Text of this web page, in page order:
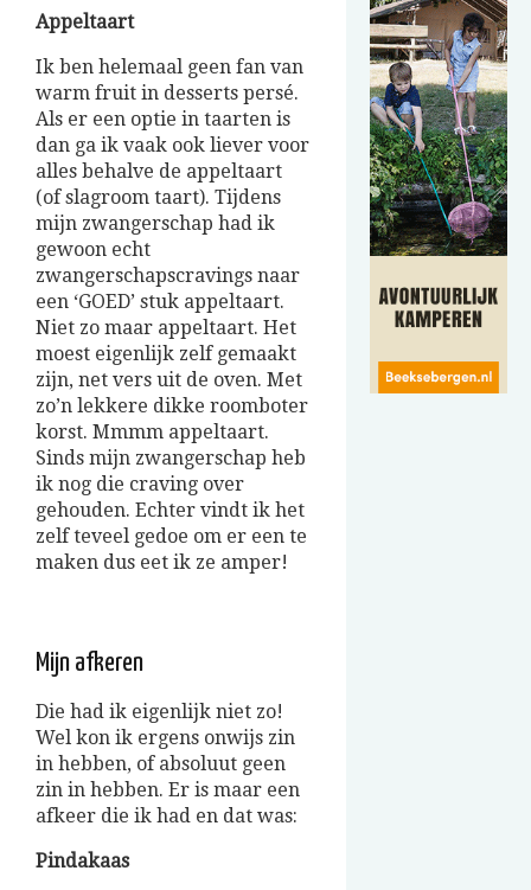
Appeltaart
Ik ben helemaal geen fan van
warm fruit in desserts persé.
Als er een optie in taarten is
dan ga ik vaak ook liever voor
alles behalve de appeltaart
(of slagroom taart). Tijdens
mijn zwangerschap had ik
gewoon echt
zwangerschapscravings naar
een ‘GOED’ stuk appeltaart.
Niet zo maar appeltaart. Het
moest eigenlijk zelf gemaakt
zijn, net vers uit de oven. Met
zo’n lekkere dikke roomboter
korst. Mmmm appeltaart.
Sinds mijn zwangerschap heb
ik nog die craving over
gehouden. Echter vindt ik het
zelf teveel gedoe om er een te
maken dus eet ik ze amper!
Mijn afkeren
Die had ik eigenlijk niet zo!
Wel kon ik ergens onwijs zin
in hebben, of absoluut geen
zin in hebben. Er is maar een
afkeer die ik had en dat was:
Pindakaas